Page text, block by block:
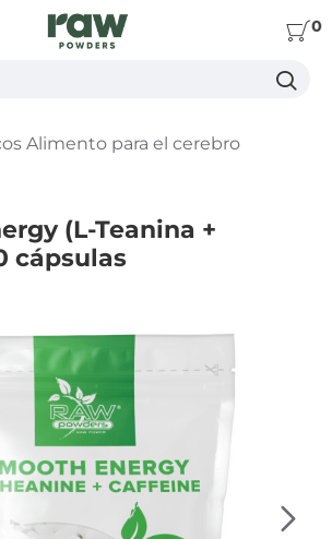
0
Alimento para el cerebro
(L-Teanina +
cápsulas